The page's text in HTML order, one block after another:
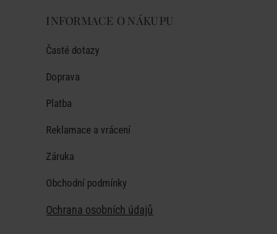
INFORMACE O NÁKUPU
Časté dotazy
Doprava
Platba
Reklamace a vrácení
Záruka
Obchodní podmínky
Ochrana osobních údajů